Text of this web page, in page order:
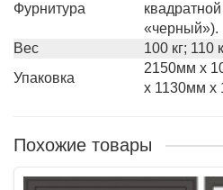
Фурнитура
«черный»).
Вес
100 кг; 110
Упаковка
2150мм х
х 1130мм х
Похожие товары